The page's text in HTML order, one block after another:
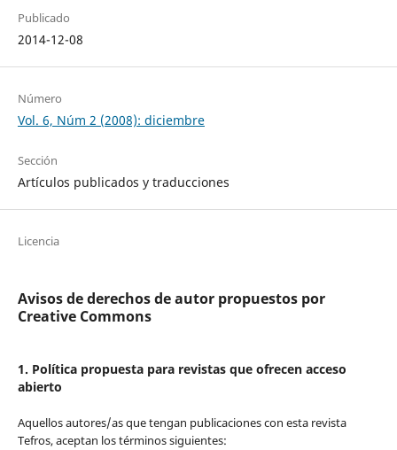
Publicado
2014-12-08
Número
Vol. 6, Núm 2 (2008): diciembre
Sección
Artículos publicados y traducciones
Licencia
Avisos de derechos de autor propuestos por
Creative Commons
1. Política propuesta para revistas que ofrecen acceso
abierto
Aquellos autores/as que tengan publicaciones con esta revista
Tefros, aceptan los términos siguientes: